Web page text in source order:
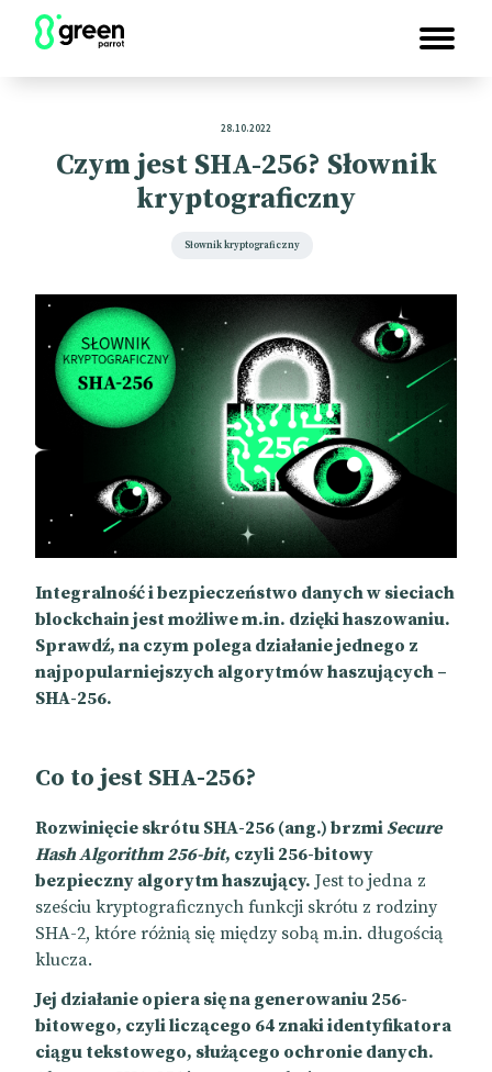
28.10.2022
Czym jest SHA-256? Słownik
kryptograficzny
Słownik kryptograficzny
Integralność i bezpieczeństwo danych w sieciach
blockchain jest możliwe m.in. dzięki haszowaniu.
Sprawdź, na czym polega działanie jednego z
najpopularniejszych algorytmów haszujących –
SHA-256.
Co to jest SHA-256?
Rozwinięcie skrótu SHA-256 (ang.) brzmiSecure
Hash Algorithm 256-bit, czyli 256-bitowy
bezpieczny algorytm haszujący. Jest to jedna z
sześciu kryptograficznych funkcji skrótu z rodziny
SHA-2, które różnią się między sobą m.in. długością
klucza.
Jej działanie opiera się na generowaniu 256-
bitowego, czyli liczącego 64 znaki identyfikatora
ciągu tekstowego, służącego ochronie danych.